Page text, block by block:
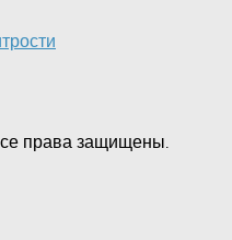
права защищены.